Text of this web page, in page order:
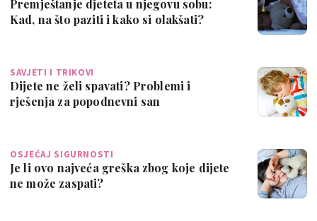
Premještanje djeteta u njegovu sobu:
Kad, na što paziti i kako si olakšati?
SAVJETI I TRIKOVI
Dijete ne želi spavati? Problemi i
rješenja za popodnevni san
OSJEĆAJ SIGURNOSTI
Je li ovo najveća greška zbog koje dijete
ne može zaspati?